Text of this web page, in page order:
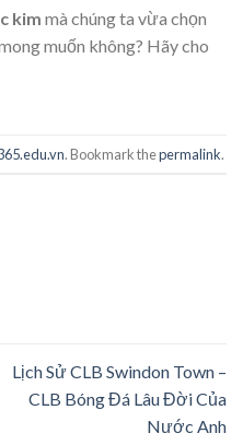
kim mà chúng ta vừa chọn
muốn không? Hãy cho
. Bookmark thepermalink.
Lịch Sử CLB Swindon Town –
CLB Bóng Đá Lâu Đời Của
Nước Anh